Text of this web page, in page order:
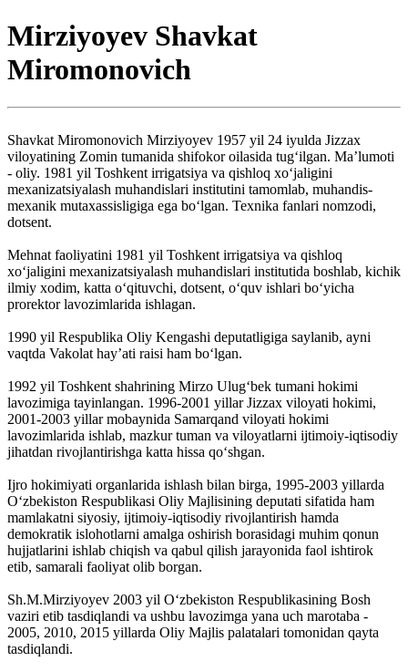
Mirziyoyev Shavkat
Miromonovich
Shavkat Miromonovich Mirziyoyev 1957 yil 24 iyulda Jizzax
viloyatining Zomin tumanida shifokor oilasida tug‘ilgan. Ma’lumoti
- oliy. 1981 yil Toshkent irrigatsiya va qishloq xo‘jaligini
mexanizatsiyalash muhandislari institutini tamomlab, muhandis-
mexanik mutaxassisligiga ega bo‘lgan. Texnika fanlari nomzodi,
dotsent.
Mehnat faoliyatini 1981 yil Toshkent irrigatsiya va qishloq
xo‘jaligini mexanizatsiyalash muhandislari institutida boshlab, kichik
ilmiy xodim, katta o‘qituvchi, dotsent, o‘quv ishlari bo‘yicha
prorektor lavozimlarida ishlagan.
1990 yil Respublika Oliy Kengashi deputatligiga saylanib, ayni
vaqtda Vakolat hay’ati raisi ham bo‘lgan.
1992 yil Toshkent shahrining Mirzo Ulug‘bek tumani hokimi
lavozimiga tayinlangan. 1996-2001 yillar Jizzax viloyati hokimi,
2001-2003 yillar mobaynida Samarqand viloyati hokimi
lavozimlarida ishlab, mazkur tuman va viloyatlarni ijtimoiy-iqtisodiy
jihatdan rivojlantirishga katta hissa qo‘shgan.
Ijro hokimiyati organlarida ishlash bilan birga, 1995-2003 yillarda
O‘zbekiston Respublikasi Oliy Majlisining deputati sifatida ham
mamlakatni siyosiy, ijtimoiy-iqtisodiy rivojlantirish hamda
demokratik islohotlarni amalga oshirish borasidagi muhim qonun
hujjatlarini ishlab chiqish va qabul qilish jarayonida faol ishtirok
etib, samarali faoliyat olib borgan.
Sh.M.Mirziyoyev 2003 yil O‘zbekiston Respublikasining Bosh
vaziri etib tasdiqlandi va ushbu lavozimga yana uch marotaba -
2005, 2010, 2015 yillarda Oliy Majlis palatalari tomonidan qayta
tasdiqlandi.